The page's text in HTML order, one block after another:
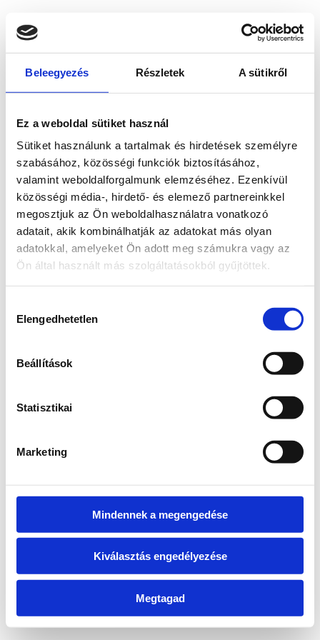
Beleegyezés Részletek A sütikről
Ez a weboldal sütiket használ
Sütiket használunk a tartalmak és hirdetések személyre
szabásához, közösségi funkciók biztosításához,
valamint weboldalforgalmunk elemzéséhez. Ezenkívül
közösségi média-, hirdető- és elemező partnereinkkel
megosztjuk az Ön weboldalhasználatra vonatkozó
adatait, akik kombinálhatják az adatokat más olyan
adatokkal, amelyeket Ön adott meg számukra vagy az
Ön által használt más szolgáltatásokból gyűjtöttek.
kiválasztása
Elengedhetetlen
Beállítások
Statisztikai
Marketing
Mindennek a megengedése
Kiválasztás engedélyezése
Megtagad
loadingwww.bicapp.hu
(see the browser console for more